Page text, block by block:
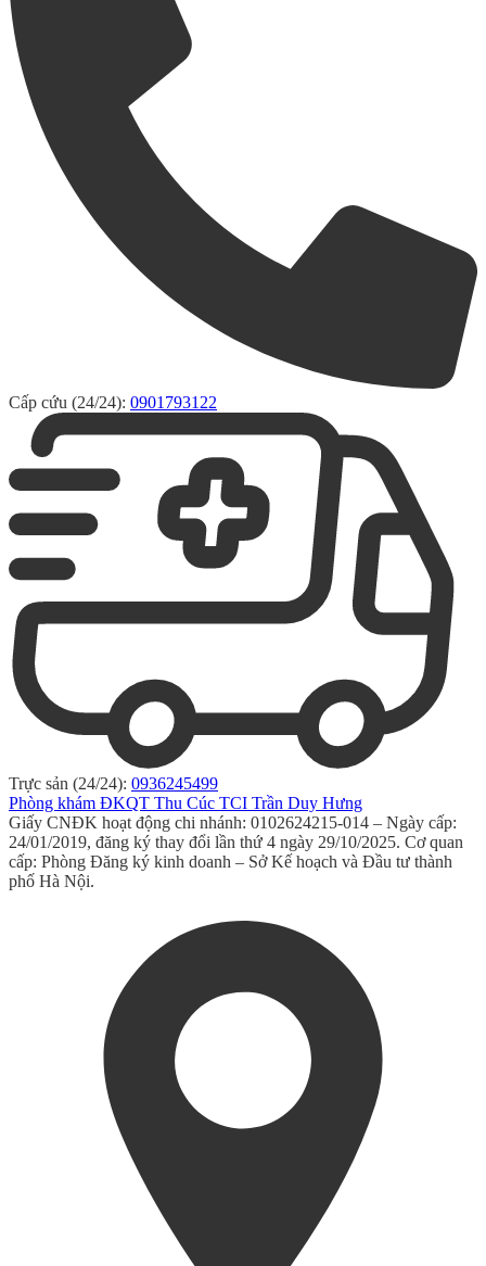
Cấp cứu (24/24): 0901793122
Trực sản (24/24): 0936245499
Phòng khám ĐKQT Thu Cúc TCI Trần Duy Hưng
Giấy CNĐK hoạt động chi nhánh: 0102624215-014 – Ngày cấp:
24/01/2019, đăng ký thay đổi lần thứ 4 ngày 29/10/2025. Cơ quan
cấp: Phòng Đăng ký kinh doanh – Sở Kế hoạch và Đầu tư thành
phố Hà Nội.